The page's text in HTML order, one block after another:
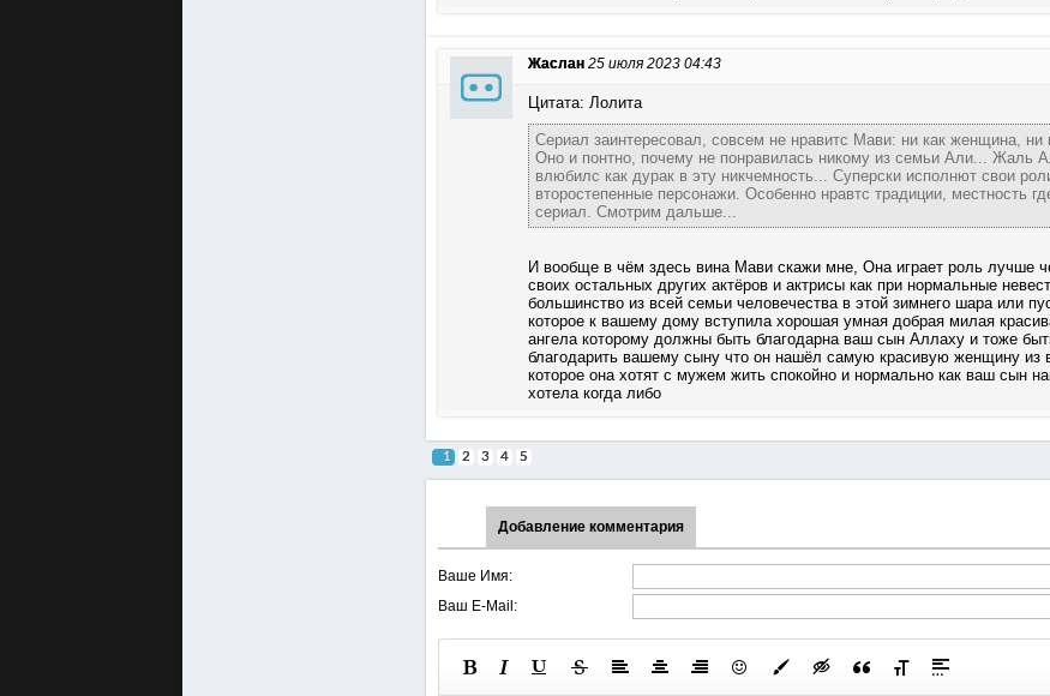
Жаслан 25 июля 2023 04:43
Цитата: Лолита
Сериал заинтересовал, совсем не нравитс Мави: ни как женщина, ни
Оно и понтно, почему не понравилась никому из семьи Али... Жаль
влюбилс как дурак в эту никчемность... Суперски исполнют свои
второстепенные персонажи. Особенно нравтс традиции, местность
сериал. Смотрим дальше...
И вообще в чём здесь вина Мави скажи мне, Она играет роль лучше
своих остальных других актёров и актрисы как при нормальные
большинство из всей семьи человечества в этой зимнего шара или
которое к вашему дому вступила хорошая умная добрая милая
ангела которому должны быть благодарна ваш сын Аллаху и тоже
благодарить вашему сыну что он нашёл самую красивую женщину из
которое она хотят с мужем жить спокойно и нормально как ваш сын
хотела когда либо
1 2 3 4 5
Добавление комментария
Ваше Имя:
Ваш E-Mail: